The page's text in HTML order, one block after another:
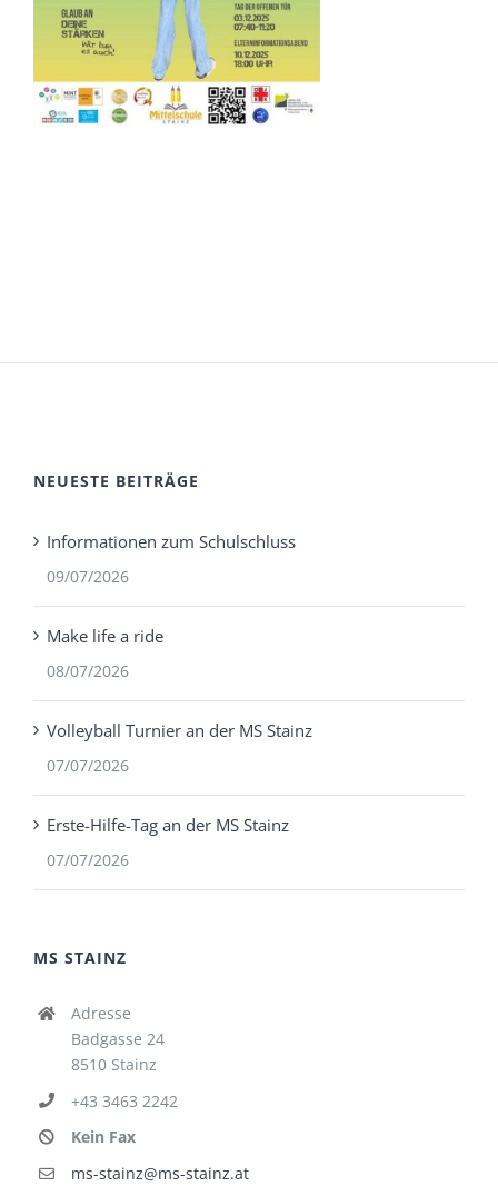
NEUESTE BEITRÄGE
Informationen zum Schulschluss
09/07/2026
Make life a ride
08/07/2026
Volleyball Turnier an der MS Stainz
07/07/2026
Erste-Hilfe-Tag an der MS Stainz
07/07/2026
MS STAINZ
Adresse
Badgasse 24
8510 Stainz
+43 3463 2242
Kein Fax
ms-stainz@ms-stainz.at